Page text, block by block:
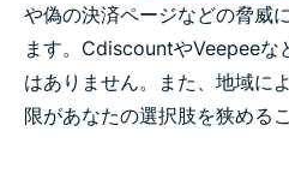
や偽の決済ページなどの脅威
ます。CdiscountやVeepeeな
はありません。また、地域に
限があなたの選択肢を狭める